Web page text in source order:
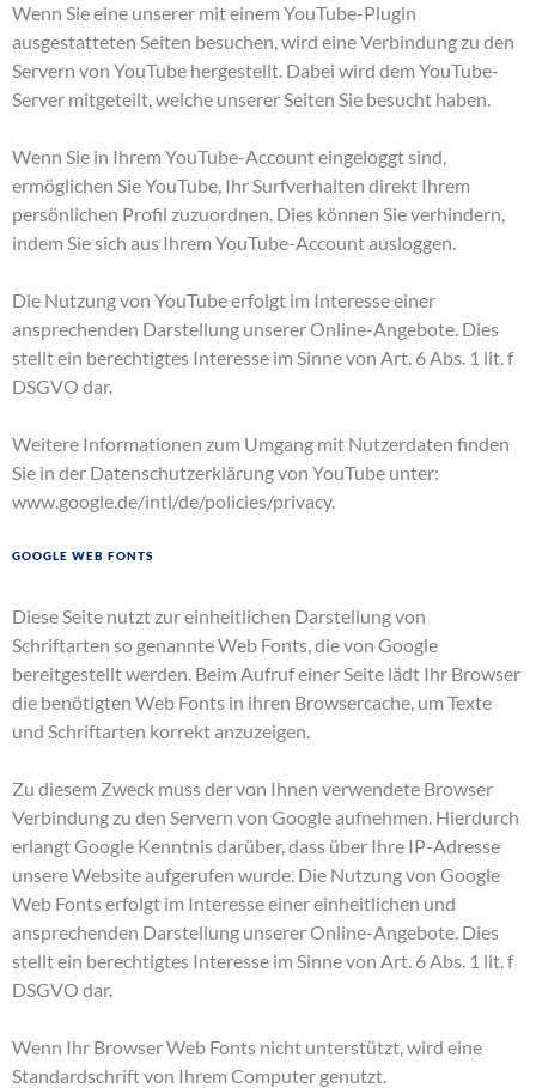
Wenn Sie eine unserer mit einem YouTube-Plugin
ausgestatteten Seiten besuchen, wird eine Verbindung zu den
Servern von YouTube hergestellt. Dabei wird dem YouTube-
Server mitgeteilt, welche unserer Seiten Sie besucht haben.
Wenn Sie in Ihrem YouTube-Account eingeloggt sind,
ermöglichen Sie YouTube, Ihr Surfverhalten direkt Ihrem
persönlichen Profil zuzuordnen. Dies können Sie verhindern,
indem Sie sich aus Ihrem YouTube-Account ausloggen.
Die Nutzung von YouTube erfolgt im Interesse einer
ansprechenden Darstellung unserer Online-Angebote. Dies
stellt ein berechtigtes Interesse im Sinne von Art. 6 Abs. 1 lit. f
DSGVO dar.
Weitere Informationen zum Umgang mit Nutzerdaten finden
Sie in der Datenschutzerklärung von YouTube unter:
www.google.de/intl/de/policies/privacy.
Google Web Fonts
Diese Seite nutzt zur einheitlichen Darstellung von
Schriftarten so genannte Web Fonts, die von Google
bereitgestellt werden. Beim Aufruf einer Seite lädt Ihr Browser
die benötigten Web Fonts in ihren Browsercache, um Texte
und Schriftarten korrekt anzuzeigen.
Zu diesem Zweck muss der von Ihnen verwendete Browser
Verbindung zu den Servern von Google aufnehmen. Hierdurch
erlangt Google Kenntnis darüber, dass über Ihre IP-Adresse
unsere Website aufgerufen wurde. Die Nutzung von Google
Web Fonts erfolgt im Interesse einer einheitlichen und
ansprechenden Darstellung unserer Online-Angebote. Dies
stellt ein berechtigtes Interesse im Sinne von Art. 6 Abs. 1 lit. f
DSGVO dar.
Wenn Ihr Browser Web Fonts nicht unterstützt, wird eine
Standardschrift von Ihrem Computer genutzt.